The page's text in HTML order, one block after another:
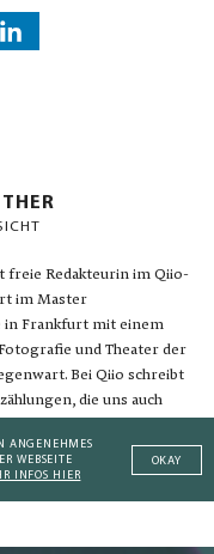
freie Redakteurin im Qiio-
im Master
in Frankfurt mit einem
und Theater der
Bei Qiio schreibt
die uns auch
ANGENEHMES
WEBSEITE
INFOS HIER
OKAY